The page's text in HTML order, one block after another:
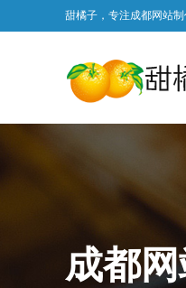
甜橘子，专注成都网站
成都